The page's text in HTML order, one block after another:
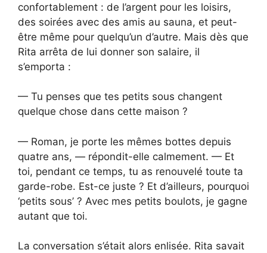
confortablement : de l’argent pour les loisirs,
des soirées avec des amis au sauna, et peut-
être même pour quelqu’un d’autre. Mais dès que
Rita arrêta de lui donner son salaire, il
s’emporta :
— Tu penses que tes petits sous changent
quelque chose dans cette maison ?
— Roman, je porte les mêmes bottes depuis
quatre ans, — répondit-elle calmement. — Et
toi, pendant ce temps, tu as renouvelé toute ta
garde-robe. Est-ce juste ? Et d’ailleurs, pourquoi
‘petits sous’ ? Avec mes petits boulots, je gagne
autant que toi.
La conversation s’était alors enlisée. Rita savait